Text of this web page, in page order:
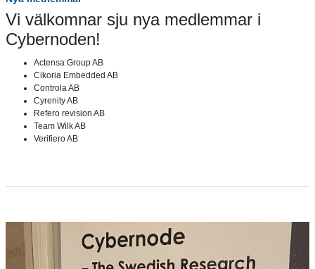
Vi välkomnar sju nya medlemmar i
Cybernoden!
Actensa Group AB
Cikoria Embedded AB
Controla AB
Cyrenity AB
Refero revision AB
Team Wilk AB
Verifiero AB